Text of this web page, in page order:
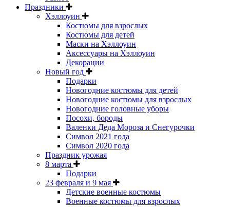
Праздники
Хэллоуин
Костюмы для взрослых
Костюмы для детей
Маски на Хэллоуин
Аксессуары на Хэллоуин
Декорации
Новый год
Подарки
Новогодние костюмы для детей
Новогодние костюмы для взрослых
Новогодние головные уборы
Посохи, бороды
Валенки Деда Мороза и Снегурочки
Символ 2021 года
Символ 2020 года
Праздник урожая
8 марта
Подарки
23 февраля и 9 мая
Детские военные костюмы
Военные костюмы для взрослых